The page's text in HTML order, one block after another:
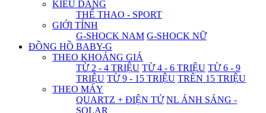
KIỂU DÁNG
THỂ THAO - SPORT
GIỚI TÍNH
G-SHOCK NAM G-SHOCK NỮ
ĐỒNG HỒ BABY-G
THEO KHOẢNG GIÁ
TỪ 2 - 4 TRIỆU TỪ 4 - 6 TRIỆU TỪ 6 - 9
TRIỆU TỪ 9 - 15 TRIỆU TRÊN 15 TRIỆU
THEO MÁY
QUARTZ + ĐIỆN TỬ NL ÁNH SÁNG -
SOLAR